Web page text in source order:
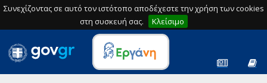
Συνεχίζοντας σε αυτό τον ιστότοπο αποδέχεστε την χρήση των cookies
στη συσκευή σας.
Κλείσιμο